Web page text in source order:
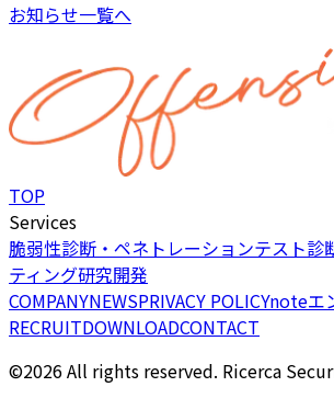
お知らせ一覧へ
TOP
Services
脆弱性診断・ペネトレーションテスト診
ティング研究開発
COMPANYNEWSPRIVACY POLICYnoteエ
RECRUITDOWNLOADCONTACT
©2026 All rights reserved. Ricerca